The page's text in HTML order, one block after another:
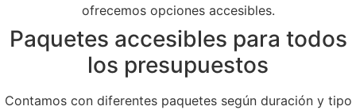
ofrecemos opciones accesibles.
Paquetes accesibles para todos
los presupuestos
Contamos con diferentes paquetes según duración y tipo